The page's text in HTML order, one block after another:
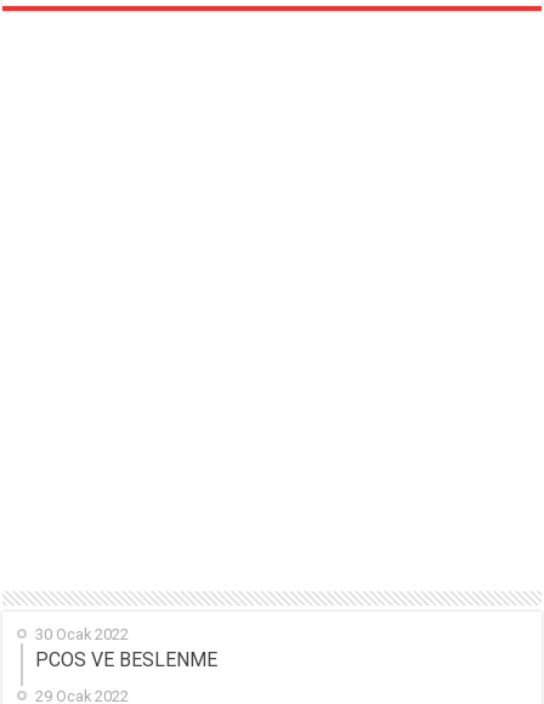
30 Ocak 2022
PCOS VE BESLENME
29 Ocak 2022